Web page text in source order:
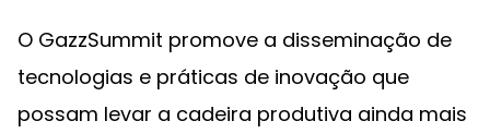
O GazzSummit promove a disseminação de
tecnologias e práticas de inovação que
possam levar a cadeira produtiva ainda mais